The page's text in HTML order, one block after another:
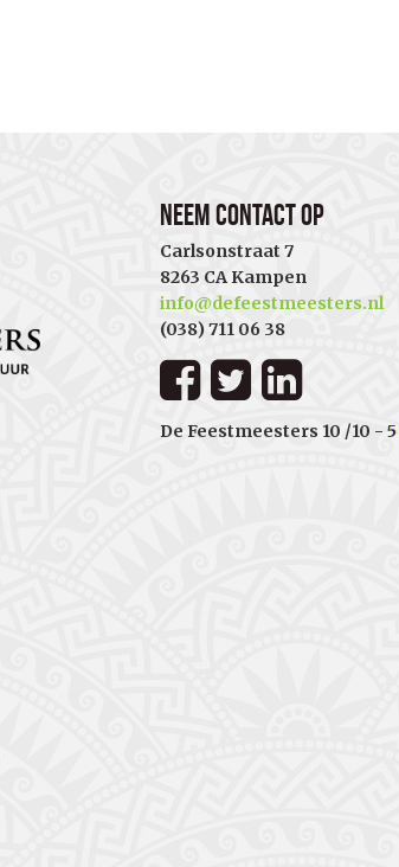
Neem contact op
Carlsonstraat 7
8263 CA Kampen
info@defeestmeesters.nl
(038) 711 06 38
De Feestmeesters 10 /10 - 5